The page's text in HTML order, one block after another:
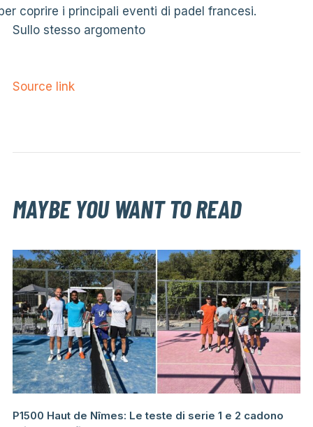
coprire i principali eventi di padel francesi.
Sullo stesso argomento
Source link
MAYBE YOU WANT TO READ
P1500 Haut de Nîmes: Le teste di serie 1 e 2 cadono